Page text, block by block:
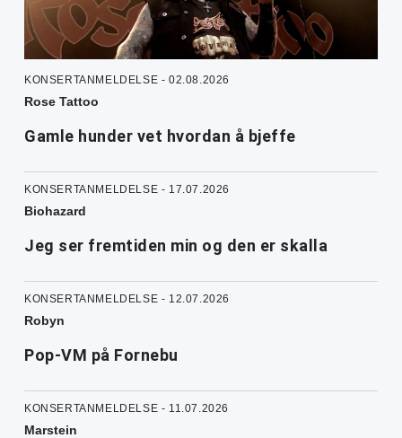
KONSERTANMELDELSE - 02.08.2026
Rose Tattoo
Gamle hunder vet hvordan å bjeffe
KONSERTANMELDELSE - 17.07.2026
Biohazard
Jeg ser fremtiden min og den er skalla
KONSERTANMELDELSE - 12.07.2026
Robyn
Pop-VM på Fornebu
KONSERTANMELDELSE - 11.07.2026
Marstein